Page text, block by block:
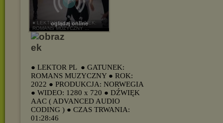
oglądaj online
● LEKTOR PL ● GATUNEK:
ROMANS MUZYCZNY ...
● LEKTOR PL ● GATUNEK:
ROMANS MUZYCZNY ● ROK:
2022 ● PRODUKCJA: NORWEGIA
● WIDEO: 1280 x 720 ● DŹWIĘK
AAC ( ADVANCED AUDIO
CODING ) ● CZAS TRWANIA:
01:28:46